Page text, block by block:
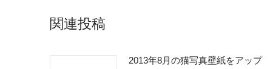
関連投稿
2013年8月の猫写真壁紙をアップ